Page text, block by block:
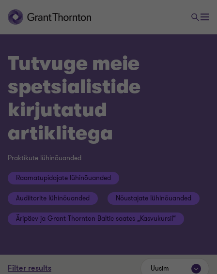
Tutvuge meie
spetsialistide
kirjutatud
artiklitega
Praktikute lühinõuanded
Raamatupidajate lühinõuanded
Audiitorite lühinõuanded Nõustajate lühinõuanded
Äripäev ja Grant Thornton Baltic saates „Kasvukursil“
Filter results Uusim